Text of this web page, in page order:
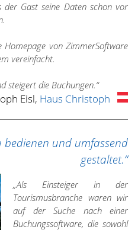
der Gast seine Daten schon vor
Homepage von ZimmerSoftware
vereinfacht.
steigert die Buchungen.“
Eisl, Haus Christoph
bedienen und umfassend
gestaltet.“
„Als Einsteiger in der
Tourismusbranche waren wir
auf der Suche nach einer
Buchungssoftware, die sowohl